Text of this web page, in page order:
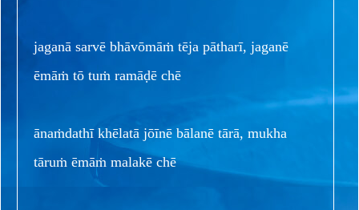
jaganā sarvē bhāvōmāṁ tēja pātharī, jaganē
ēmāṁ tō tuṁ ramāḍē chē
ānaṁdathī khēlatā jōīnē bālanē tārā, mukha
tāruṁ ēmāṁ malakē chē